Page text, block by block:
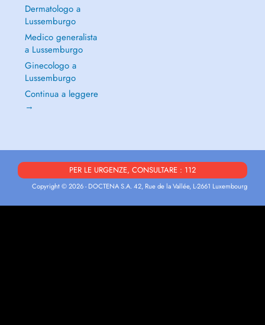
Dermatologo a
Lussemburgo
Medico generalista
a Lussemburgo
Ginecologo a
Lussemburgo
Continua a leggere
→
PER LE URGENZE, CONSULTARE : 112
Copyright © 2026 - DOCTENA S.A. 42, Rue de la Vallée, L-2661 Luxembourg